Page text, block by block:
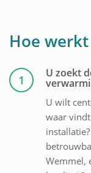
Hoe
1 U zoekt
U wilt
waar
Wemmel,